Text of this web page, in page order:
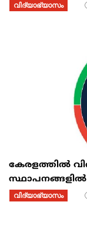
വിദ്യാഭ്യാസം
കേരളത്തിൽ
വിദ്യാഭ്യാസം